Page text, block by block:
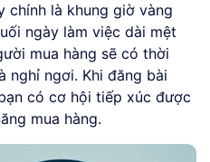
chính là khung giờ vàng
ngày làm việc dài mệt
mua hàng sẽ có thời
nghỉ ngơi. Khi đăng bài
có cơ hội tiếp xúc được
mua hàng.